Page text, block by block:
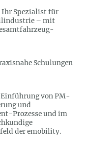
Ihr Spezialist für
– mit
Schulungen
von PM-
und
-Prozesse und im
der emobility.